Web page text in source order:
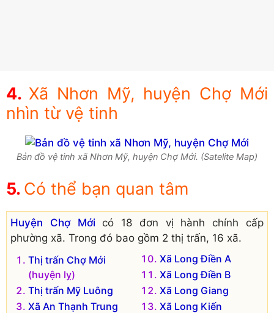
Xã Nhơn Mỹ, huyện Chợ Mới
nhìn từ vệ tinh
Bản đồ vệ tinh xã Nhơn Mỹ, huyện Chợ Mới. (Satelite Map)
Có thể bạn quan tâm
Huyện Chợ Mớicó 18 đơn vị hành chính cấp
phường xã. Trong đó bao gồm 2 thị trấn, 16 xã.
Thị trấn Chợ Mới
(huyện lỵ)
Thị trấn Mỹ Luông
Xã An Thạnh Trung
Xã Long Điền A
Xã Long Điền B
Xã Long Giang
Xã Long Kiến